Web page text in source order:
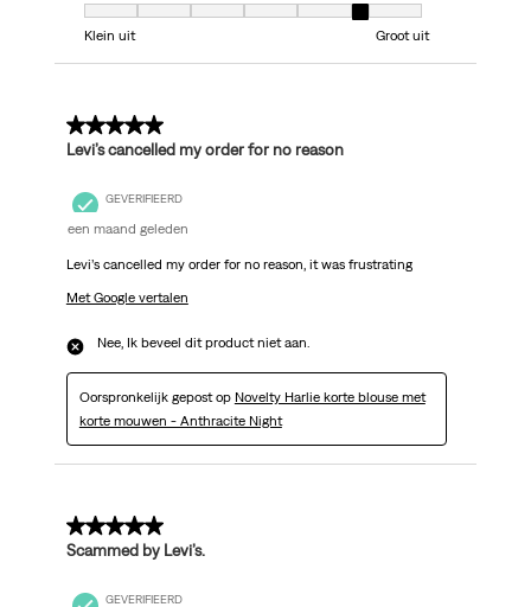
Model, 6 van 7, waarbij 1 gelijk is aan Klein uit en 7 gelijk is aan Groot uit
Klein uit
Groot uit
1 van 5 sterren.
Levi’s cancelled my order for no reason
GEVERIFIEERD
een maand geleden
Levi’s cancelled my order for no reason, it was frustrating
Met Google vertalen
Nee, Ik beveel dit product niet aan.
Oorspronkelijk gepost op Novelty Harlie korte blouse met
korte mouwen - Anthracite Night
1 van 5 sterren.
Scammed by Levi’s.
GEVERIFIEERD